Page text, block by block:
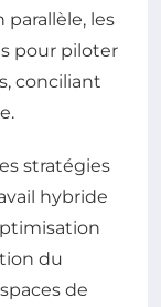
parallèle, les
pour piloter
conciliant
stratégies
hybride
du
de